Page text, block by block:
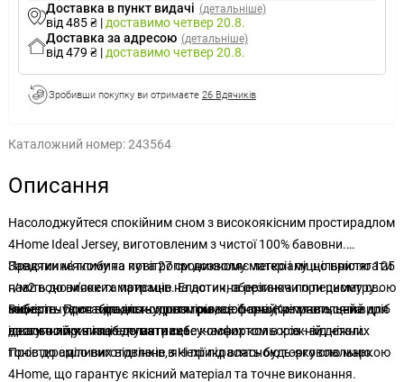
Доставка в пункт видачі (детальніше)
від 485 ₴ | доставимочетвер 20.8.
Доставка за адресою (детальніше)
від 479 ₴ | доставимочетвер 20.8.
Зробивши покупку ви отримаєте 26 Вдячиків
Каталожний номер:243564
Описання
Насолоджуйтеся спокійним сном з високоякісним простирадлом
4Home Ideal Jersey, виготовленим з чистої 100% бавовни.
Завдяки м'якому та повітропроникному матеріалу щільністю 125
г/м2 воно м'яке та приємне на дотик, зберігаючи при цьому свою
міцність. Простирадло чудово тримає форму, не мнеться та
ідеально прилягає до матраца.
Практична глибина кута 27 см дозволяє легко і міцно прилягати
навіть до високих матраців. Еластична резинка по периметру
забезпечує стабільність протягом всієї ночі. Крім того, цей виріб
доступний у низці елегантних і сучасних кольорів - від ніжних
тонів до сміливих відтінків, які прикрасять будь-яку спальню.
Виберіть один з декількох розмірів, щоб знайти правильний для
вашого ліжка і побалувати себе комфортом в кожній деталі.
Простирадло виготовлене в Чехії під власною торговою маркою
4Home, що гарантує якісний матеріал та точне виконання.